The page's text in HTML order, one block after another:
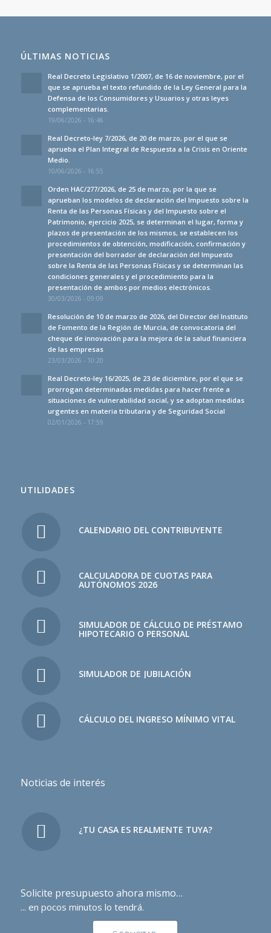
ÚLTIMAS NOTICIAS
Real Decreto Legislativo 1/2007, de 16 de noviembre, por el
que se aprueba el texto refundido de la Ley General para la
Defensa de los Consumidores y Usuarios y otras leyes
complementarias.
19/06/2026 - 16:46
Real Decreto-ley 7/2026, de 20 de marzo, por el que se
aprueba el Plan Integral de Respuesta a la Crisis en Oriente
Medio.
10/06/2026 - 16:55
Orden HAC/277/2026, de 25 de marzo, por la que se
aprueban los modelos de declaración del Impuesto sobre la
Renta de las Personas Físicas y del Impuesto sobre el
Patrimonio, ejercicio 2025, se determinan el lugar, forma y
plazos de presentación de los mismos, se establecen los
procedimientos de obtención, modificación, confirmación y
presentación del borrador de declaración del Impuesto
sobre la Renta de las Personas Físicas y se determinan las
condiciones generales y el procedimiento para la
presentación de ambos por medios electrónicos.
30/03/2026 - 09:09
Resolución de 10 de marzo de 2026, del Director del Instituto
de Fomento de la Región de Murcia, de convocatoria del
cheque de innovación para la mejora de la salud financiera
de las empresas
23/03/2026 - 10:20
Real Decreto-ley 16/2025, de 23 de diciembre, por el que se
prorrogan determinadas medidas para hacer frente a
situaciones de vulnerabilidad social, y se adoptan medidas
urgentes en materia tributaria y de Seguridad Social
02/01/2026 - 17:59
UTILIDADES
CALENDARIO DEL CONTRIBUYENTE
CALCULADORA DE CUOTAS PARA
AUTÓNOMOS 2026
SIMULADOR DE CÁLCULO DE PRÉSTAMO
HIPOTECARIO O PERSONAL
SIMULADOR DE JUBILACIÓN
CÁLCULO DEL INGRESO MÍNIMO VITAL
Noticias de interés
¿TU CASA ES REALMENTE TUYA?
Solicite presupuesto ahora mismo…
... en pocos minutos lo tendrá.